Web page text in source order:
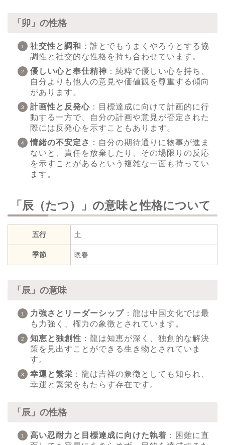
「卯」の性格
社交性と調和 ：誰とでもうまくやろうとする協
調性と社交的な性格を持ち合わせています。
優しい心と奉仕精神 ：純粋で優しい心を持ち、
自分よりも他人の意見や価値観を尊重する傾向
があります。
計画性と反発心 ：目標達成に向けて計画的に行
動する一方で、自分の計画や意見が否定された
際には反発心を示すこともあります。
情緒の不安定さ ：自分の期待通りに物事が進ま
ないと、責任を放棄したり、その場限りの反応
を示すことがあるという複雑な一面も持ってい
ます。
「辰（たつ）」の意味と性格について
五行 土
季節 晩春
「辰」の意味
力強さとリーダーシップ ：龍は中国文化では最
も力強く、権力の象徴とされています。
知恵と独創性 ：龍は知恵が深く、独創的な解決
策を見出すことができる生き物とされていま
す。
幸運と繁栄 ：龍は吉祥の象徴としても知られ、
幸運と繁栄をもたらす存在です。
「辰」の性格
高い忍耐力と目標達成に向けた執着 ：困難に直